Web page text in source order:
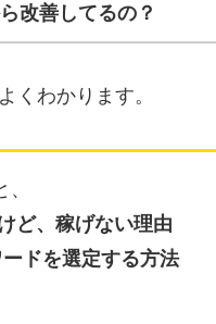
改善してるの？
くわかります。
ど、稼げない理由
ドを選定する方法